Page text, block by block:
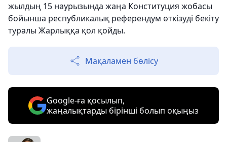
жылдың 15 наурызында жаңа Конституция жобасы
бойынша республикалық референдум өткізуді бекіту
туралы Жарлыққа қол қойды.
Мақаламен бөлісу
Google-ға қосылып,
жаңалықтарды бірінші болып оқыңыз